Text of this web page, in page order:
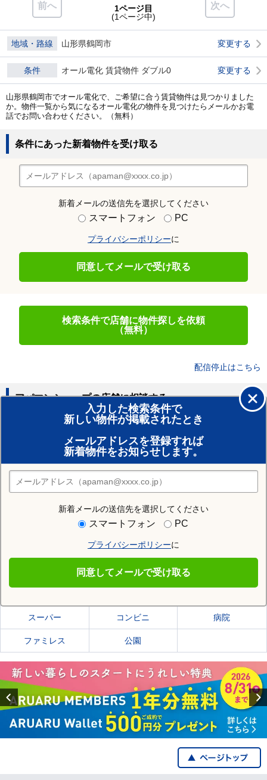
前へ 次へ
1ページ目
(1ページ中)
地域・路線 山形県鶴岡市 変更する
条件 オール電化 賃貸物件 ダブル0 変更する
山形県鶴岡市でオール電化で、ご希望に合う賃貸物件は見つかりました
か。物件一覧から気になるオール電化の物件を見つけたらメールかお電
話でお問い合わせください。（無料）
条件にあった新着物件を受け取る
新着メールの送信先を選択してください
スマートフォン PC
プライバシーポリシーに
同意してメールで受け取る
検索条件で店舗に物件探しを依頼
（無料）
配信停止はこちら
入力した検索条件で
新しい物件が掲載されたとき
メールアドレスを登録すれば
新着物件をお知らせします。
新着メールの送信先を選択してください
スマートフォン PC
プライバシーポリシーに
同意してメールで受け取る
アパマンショップの店舗に相談する
賃貸のプロがお部屋探し！
おまかせ物件リクエスト
住みたい街の店舗を探す
店舗検索
住む街研究所で鶴岡市の情報を見る
鶴岡市の施設一覧
スーパー コンビニ 病院
ファミレス 公園
Previous